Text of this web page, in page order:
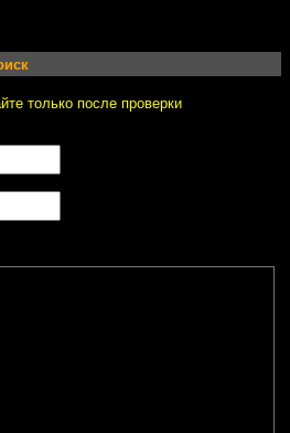
только после проверки